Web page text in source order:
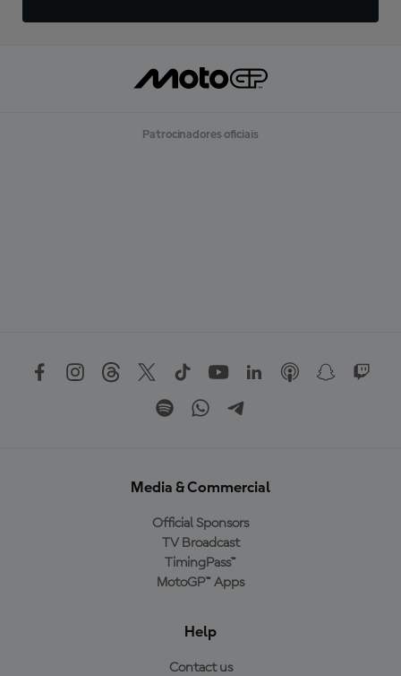
Patrocinadores oficiais
Media & Commercial
Official Sponsors
TV Broadcast
TimingPass™
MotoGP™ Apps
Help
Contact us